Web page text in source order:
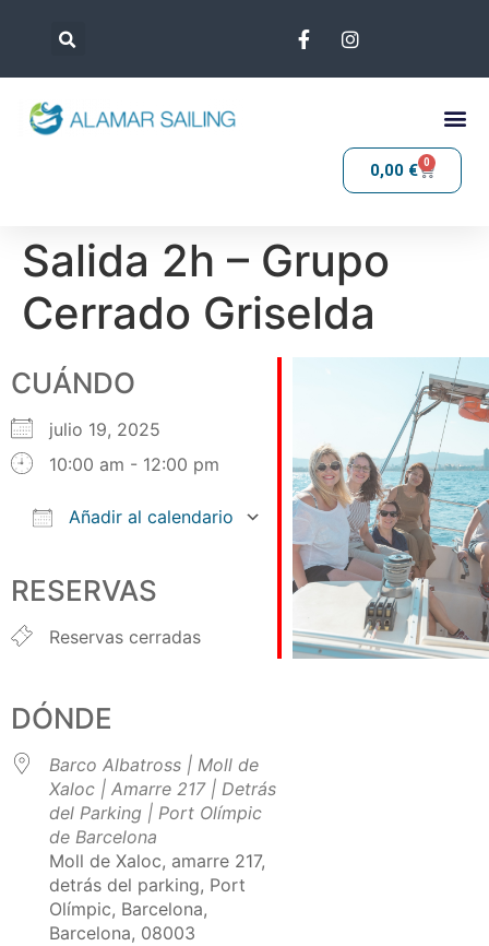
0,00 € 0
Salida 2h – Grupo
Cerrado Griselda
CUÁNDO
julio 19, 2025
10:00 am - 12:00 pm
Añadir al calendario
Office 365Outlook Live
RESERVAS
Reservas cerradas
DÓNDE
Barco Albatross | Moll de
Xaloc | Amarre 217 | Detrás
del Parking | Port Olímpic
de Barcelona
Moll de Xaloc, amarre 217,
detrás del parking, Port
Olímpic, Barcelona,
Barcelona, 08003